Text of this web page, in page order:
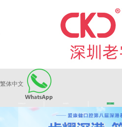
繁体中文
长者医疗券